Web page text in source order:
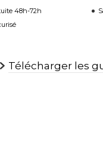
48h-72h
Télécharger les